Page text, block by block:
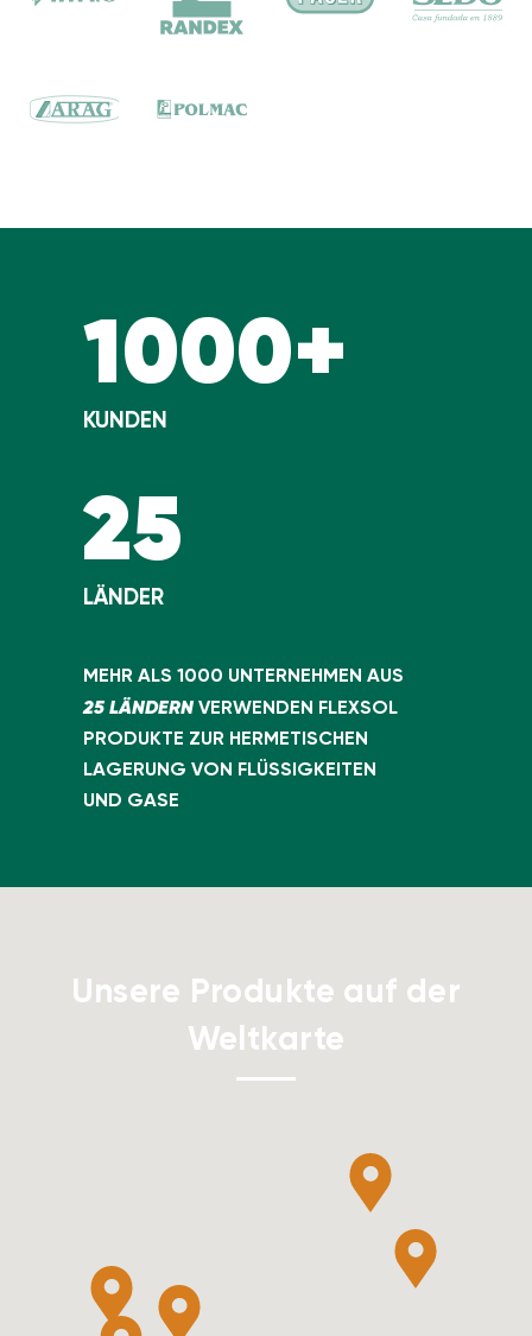
1000+
KUNDEN
25
LÄNDER
MEHR ALS 1000 UNTERNEHMEN AUS
25 LÄNDERN VERWENDEN FLEXSOL
PRODUKTE ZUR HERMETISCHEN
LAGERUNG VON FLÜSSIGKEITEN
UND GASE
Unsere Produkte auf der
Weltkarte